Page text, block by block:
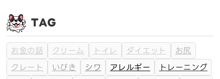
TAG
お金の話 クリーム トイレ ダイエット
お尻
クレート
いびき シワ アレルギー
トレーニング